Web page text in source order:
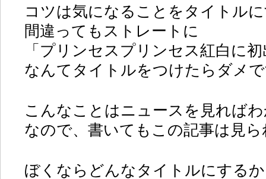
コツは気になることをタイトル
間違ってもストレートに
「プリンセスプリンセス紅白に
なんてタイトルをつけたらダメ
こんなことはニュースを見れば
なので、書いてもこの記事は見
ぼくならどんなタイトルにする